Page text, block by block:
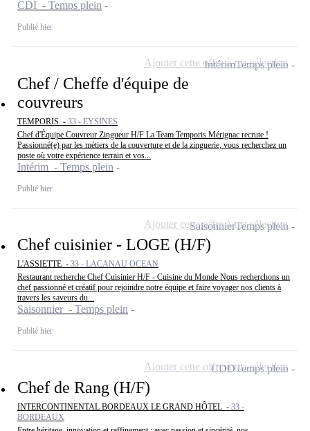
CDI - Temps plein
Publié hier
Chef / Cheffe d'équipe de
couvreurs
TEMPORIS - 33 - EYSINES
Chef d'Équipe Couvreur Zingueur H/F La Team Temporis Mérignac recrute !
Passionné(e) par les métiers de la couverture et de la zinguerie, vous recherchez un
poste où votre expérience terrain et vos...
Intérim - Temps plein
Publié hier
IntérimTemps plein
Ajouter cette offre à ma sélection
Chef cuisinier - LOGE (H/F)
L'ASSIETTE - 33 - LACANAU OCEAN
Restaurant recherche Chef Cuisinier H/F - Cuisine du Monde Nous recherchons un
chef passionné et créatif pour rejoindre notre équipe et faire voyager nos clients à
travers les saveurs du...
Saisonnier - Temps plein
Publié hier
SaisonnierTemps plein
Ajouter cette offre à ma sélection
Chef de Rang (H/F)
INTERCONTINENTAL BORDEAUX LE GRAND HÔTEL - 33 -
BORDEAUX
CDDTemps plein
Ajouter cette offre à ma sélection